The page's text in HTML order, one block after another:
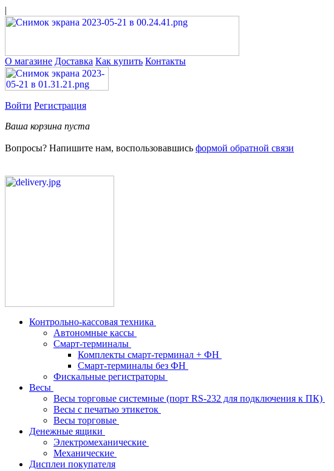
|
О магазине Доставка Как купить Контакты
Войти Регистрация
Ваша корзина пуста
Вопросы? Напишите нам, воспользовавшись формой обратной связи
Контрольно-кассовая техника
Автономные кассы
Смарт-терминалы
Комплекты смарт-терминал + ФН
Смарт-терминалы без ФН
Фискальные регистраторы
Весы
Весы торговые системные (порт RS-232 для подключения к ПК)
Весы с печатью этикеток
Весы торговые
Денежные ящики
Электромеханические
Механические
Дисплеи покупателя